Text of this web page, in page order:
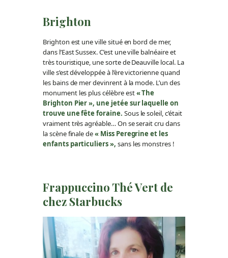
Brighton
Brighton est une ville situé en bord de mer,
dans l’East Sussex. C’est une ville balnéaire et
très touristique, une sorte de Deauville local. La
ville s’est développée à l’ère victorienne quand
les bains de mer devinrent à la mode. L’un des
monument les plus célèbre est« The
Brighton Pier », une jetée sur laquelle on
trouve une fête foraine. Sous le soleil, c’était
vraiment très agréable… On se serait cru dans
la scène finale de« Miss Peregrine et les
enfants particuliers », sans les monstres !
Frappuccino Thé Vert de
chez Starbucks